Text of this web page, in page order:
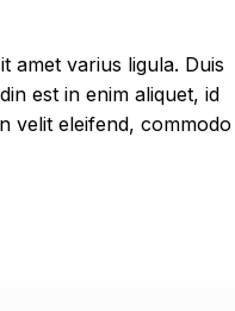
amet varius ligula. Duis
est in enim aliquet, id
velit eleifend, commodo